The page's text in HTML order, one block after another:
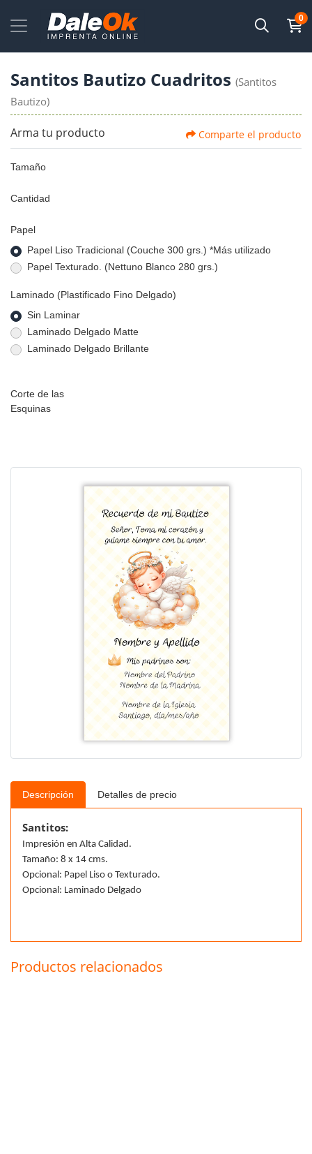
0
Santitos Bautizo Cuadritos (Santitos
Bautizo)
Arma tu producto Comparte el producto
Tamaño
Cantidad
Papel
Papel Liso Tradicional (Couche 300 grs.) *Más utilizado
Papel Texturado. (Nettuno Blanco 280 grs.)
Laminado (Plastificado Fino Delgado)
Sin Laminar
Laminado Delgado Matte
Laminado Delgado Brillante
Corte de las
Esquinas
Descripción Detalles de precio
Santitos:
Impresión en Alta Calidad.
Tamaño: 8 x 14 cms.
Opcional: Papel Liso o Texturado.
Opcional: Laminado Delgado
Productos relacionados